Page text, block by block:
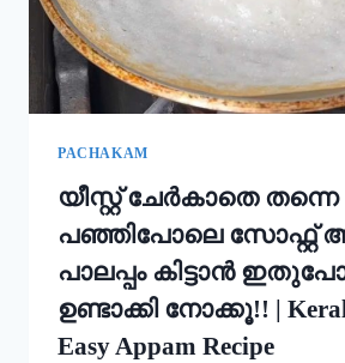
SADHYA
SPECIAL
PACHAKAM
യീസ്റ്റ് ചേർകാതെ
പഞ്ഞിപോലെ സോഫ്റ്റ്
പാലപ്പം കിട്ടാൻ
ഉണ്ടാക്കി നോക്കൂ!! |
Easy Appam Recipe